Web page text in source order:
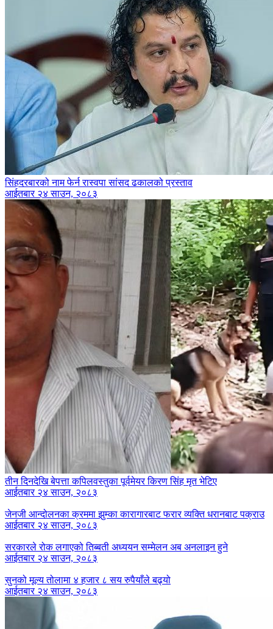
सिंहदरबारको नाम फेर्न रास्वपा सांसद ढकालको प्रस्ताव
आईतबार २४ साउन, २०८३
तीन दिनदेखि बेपत्ता कपिलवस्तुका पूर्वमेयर किरण सिंह मृत भेटिए
आईतबार २४ साउन, २०८३
जेनजी आन्दोलनका क्रममा झुम्का कारागारबाट फरार व्यक्ति धरानबाट पक्राउ
आईतबार २४ साउन, २०८३
सरकारले रोक लगाएको तिब्बती अध्ययन सम्मेलन अब अनलाइन हुने
आईतबार २४ साउन, २०८३
सुनको मूल्य तोलामा ४ हजार ८ सय रुपैयाँले बढ्यो
आईतबार २४ साउन, २०८३